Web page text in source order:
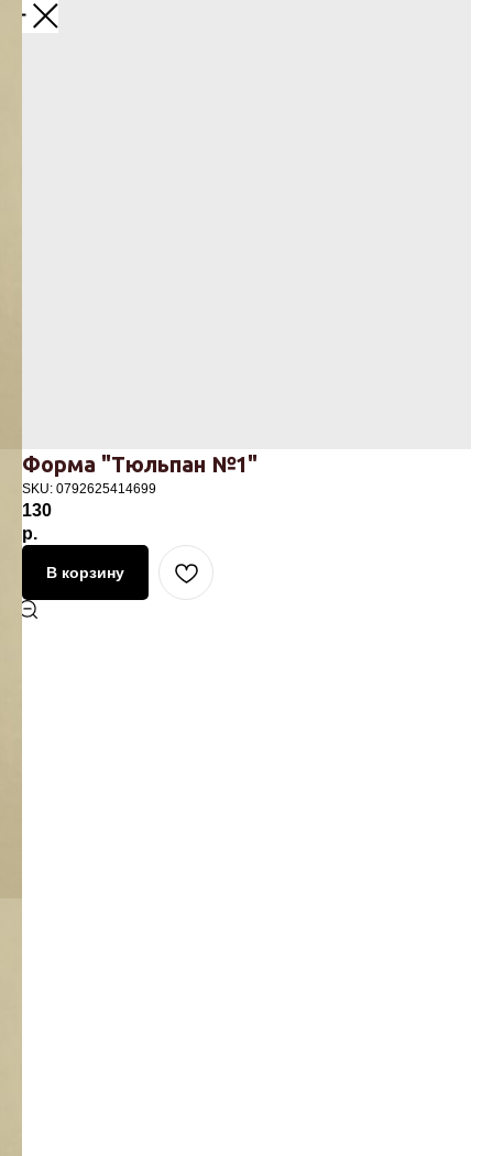
Назад
Форма "Тюльпан №1"
SKU: 0792625414699
130
р.
В корзину